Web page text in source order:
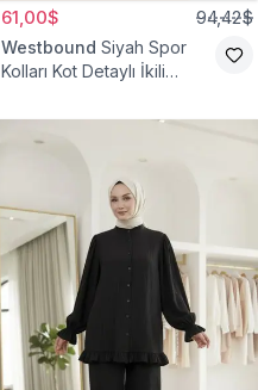
61,00$ 94,42$
Westbound Siyah Spor
Kolları Kot Detaylı İkili